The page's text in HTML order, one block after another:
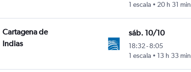
Mariscal Sucre
Cartagena de Indias Internacional Rafael Núñez1 escala
20 h 31 min
Cartagena de
Indias
Mariscal Sucre
Cartagena de Indias Internacional Rafael Núñez
sáb. 10/10
18:32-8:05
1 escala
13 h 33 min